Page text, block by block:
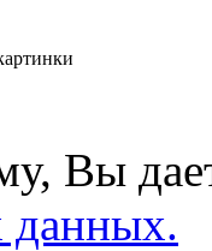
Вы
данных.